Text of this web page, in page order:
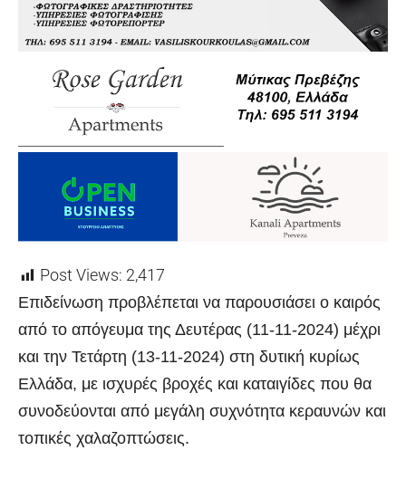
Post Views: 2,417
Επιδείνωση προβλέπεται να παρουσιάσει ο καιρός
από το απόγευμα της Δευτέρας (11-11-2024) μέχρι
και την Τετάρτη (13-11-2024) στη δυτική κυρίως
Ελλάδα, με ισχυρές βροχές και καταιγίδες που θα
συνοδεύονται από μεγάλη συχνότητα κεραυνών και
τοπικές χαλαζοπτώσεις.